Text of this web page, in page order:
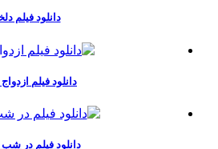
دانلود فیلم
دانلود فیلم
دانلود فیلم در